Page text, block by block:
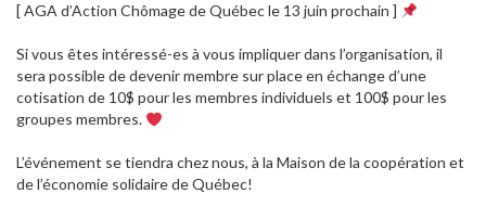
[ AGA d’Action Chômage de Québecle 13 juin prochain ]
Si vous êtes intéressé-es à vous impliquer dans l’organisation, il
sera possible de devenir membre sur place en échange d’une
cotisation de 10$ pour les membres individuels et 100$ pour les
groupes membres.
L’événement se tiendra chez nous, à la Maison de la coopération et
de l’économie solidaire de Québec!